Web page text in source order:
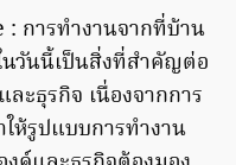
การทำงานจากที่บ้าน
วันนี้เป็นสิ่งที่สำคัญต่อ
ะธุรกิจ เนื่องจากการ
ห้รูปแบบการทำงาน